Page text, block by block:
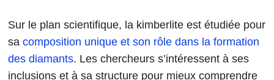
Sur le plan scientifique, la kimberlite est étudiée pour
sa composition unique et son rôle dans la formation
des diamants. Les chercheurs s’intéressent à ses
inclusions et à sa structure pour mieux comprendre